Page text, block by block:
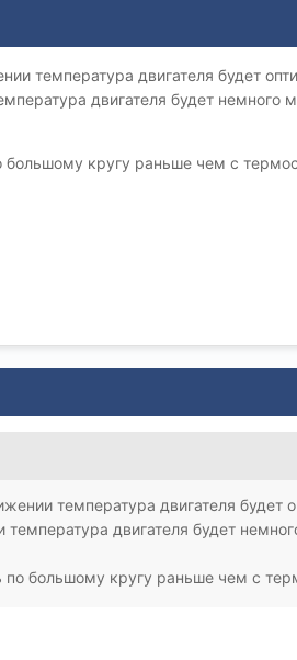
температура двигателя будет
двигателя будет немного
большому кругу раньше чем с
температура двигателя будет
двигателя будет
по большому кругу раньше чем с